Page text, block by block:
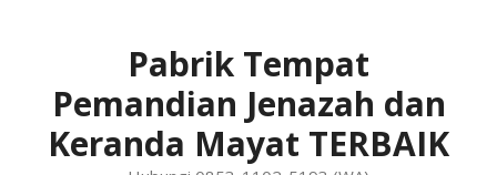
Pabrik Tempat
Pemandian Jenazah dan
Keranda Mayat TERBAIK